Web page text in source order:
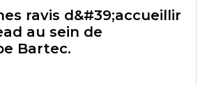
ravis d&#39;accueillir
au sein de
Bartec.